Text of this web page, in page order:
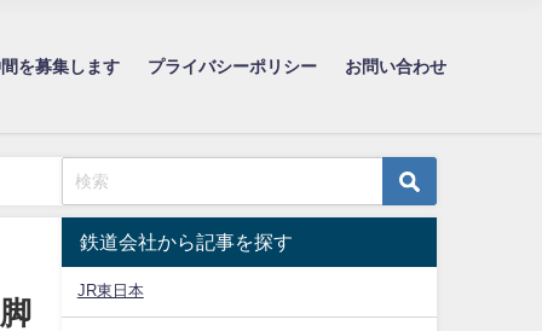
を募集します プライバシーポリシー お問い合わせ
鉄道会社から記事を探す
JR東日本